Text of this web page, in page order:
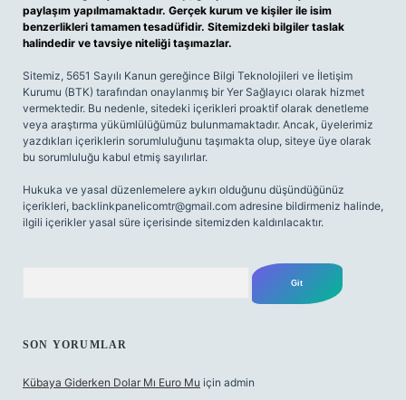
paylaşım yapılmamaktadır. Gerçek kurum ve kişiler ile isim
benzerlikleri tamamen tesadüfidir. Sitemizdeki bilgiler taslak
halindedir ve tavsiye niteliği taşımazlar.
Sitemiz, 5651 Sayılı Kanun gereğince Bilgi Teknolojileri ve İletişim
Kurumu (BTK) tarafından onaylanmış bir Yer Sağlayıcı olarak hizmet
vermektedir. Bu nedenle, sitedeki içerikleri proaktif olarak denetleme
veya araştırma yükümlülüğümüz bulunmamaktadır. Ancak, üyelerimiz
yazdıkları içeriklerin sorumluluğunu taşımakta olup, siteye üye olarak
bu sorumluluğu kabul etmiş sayılırlar.
Hukuka ve yasal düzenlemelere aykırı olduğunu düşündüğünüz
içerikleri, backlinkpanelicomtr@gmail.com adresine bildirmeniz halinde,
ilgili içerikler yasal süre içerisinde sitemizden kaldırılacaktır.
SON YORUMLAR
Kübaya Giderken Dolar Mı Euro Mu için admin